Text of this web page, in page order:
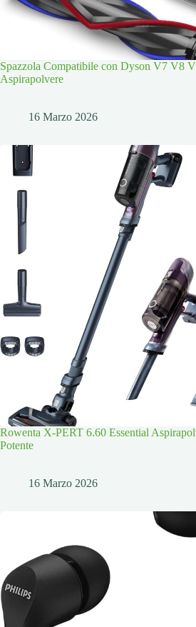
Spazzola Compatibile con Dyson V7 V8
Aspirapolvere
16 Marzo 2026
Rowenta X-PERT 6.60 Essential
Potente
16 Marzo 2026